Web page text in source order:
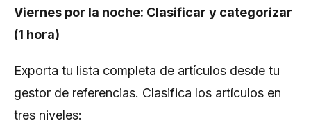
Viernes por la noche: Clasificar y categorizar
(1 hora)
Exporta tu lista completa de artículos desde tu
gestor de referencias. Clasifica los artículos en
tres niveles: